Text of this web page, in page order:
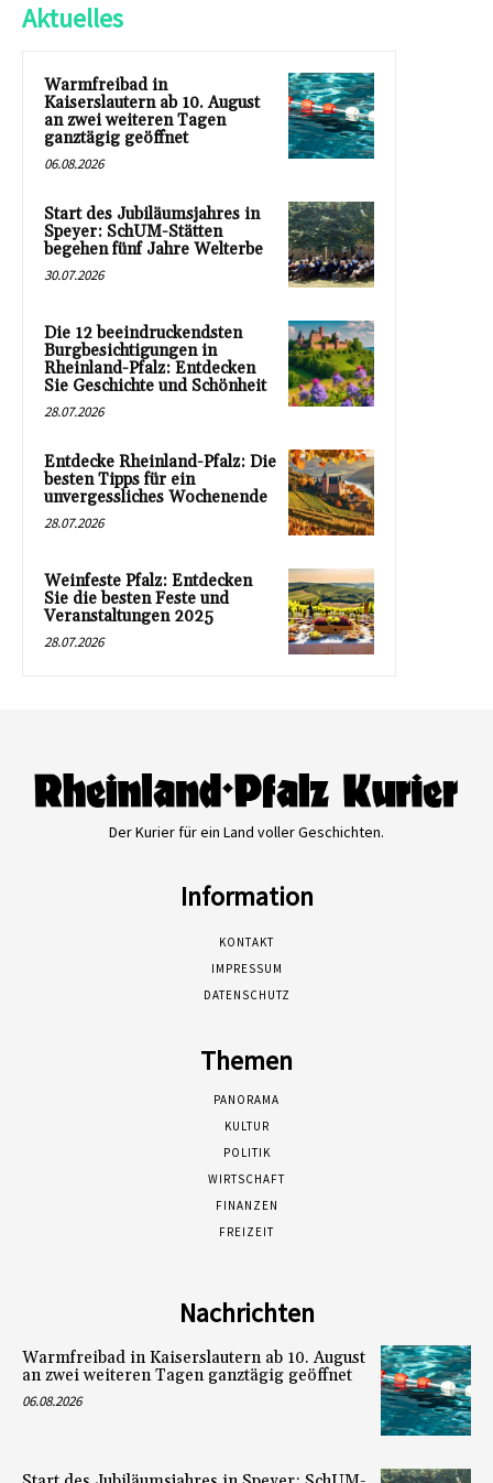
Aktuelles
Warmfreibad in
Kaiserslautern ab 10. August
an zwei weiteren Tagen
ganztägig geöffnet
06.08.2026
Start des Jubiläumsjahres in
Speyer: SchUM-Stätten
begehen fünf Jahre Welterbe
30.07.2026
Die 12 beeindruckendsten
Burgbesichtigungen in
Rheinland-Pfalz: Entdecken
Sie Geschichte und Schönheit
28.07.2026
Entdecke Rheinland-Pfalz: Die
besten Tipps für ein
unvergessliches Wochenende
28.07.2026
Weinfeste Pfalz: Entdecken
Sie die besten Feste und
Veranstaltungen 2025
28.07.2026
Der Kurier für ein Land voller Geschichten.
Information
KONTAKT
IMPRESSUM
DATENSCHUTZ
Themen
PANORAMA
KULTUR
POLITIK
WIRTSCHAFT
FINANZEN
FREIZEIT
Nachrichten
Warmfreibad in Kaiserslautern ab 10. August
an zwei weiteren Tagen ganztägig geöffnet
06.08.2026